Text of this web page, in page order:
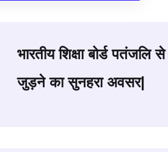
भारतीय शिक्षा बोर्ड पतंजलि से
जुड़ने का सुनहरा अवसर|